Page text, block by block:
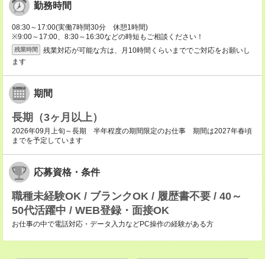
勤務時間
08:30～17:00(実働7時間30分 休憩1時間)
※9:00～17:00、8:30～16:30などの時短もご相談ください！
残業時間
残業対応が可能な方は、月10時間くらいまででご対応をお願いし
ます
期間
長期（3ヶ月以上）
2026年09月上旬～長期 半年程度の期間限定のお仕事 期間は2027年春頃
までを予定しています
応募資格・条件
職種未経験OK / ブランクOK / 履歴書不要 / 40～
50代活躍中 / WEB登録・面接OK
お仕事の中で電話対応・データ入力などPC操作の経験がある方